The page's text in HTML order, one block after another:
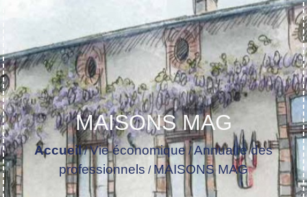
MAISONS MAG
Accueil/Vie économique /Annuaire des
professionnels / MAISONS MAG